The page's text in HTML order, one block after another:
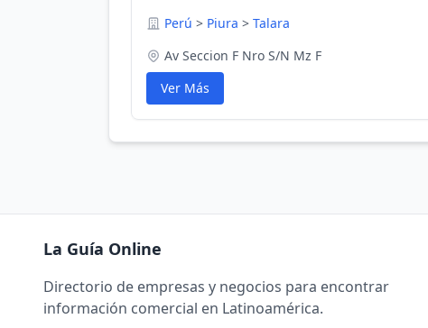
Perú > Piura > Talara
Av Seccion F Nro S/N Mz F
Ver Más
La Guía Online
Directorio de empresas y negocios para encontrar
información comercial en Latinoamérica.